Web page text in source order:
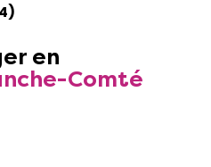
en
Comté